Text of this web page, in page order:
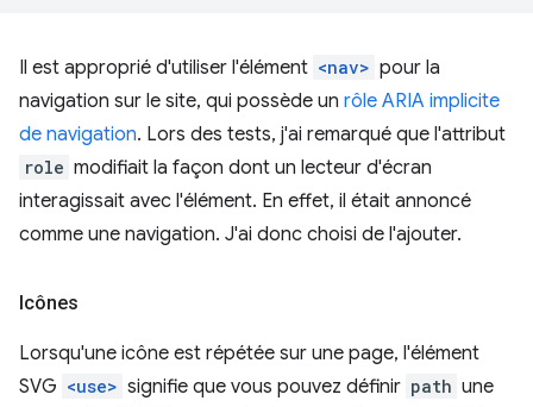
Il est approprié d'utiliser l'élément <nav> pour la
navigation sur le site, qui possède un rôle ARIA implicite
de navigation. Lors des tests, j'ai remarqué que l'attribut
role modifiait la façon dont un lecteur d'écran
interagissait avec l'élément. En effet, il était annoncé
comme une navigation. J'ai donc choisi de l'ajouter.
Icônes
Lorsqu'une icône est répétée sur une page, l'élément
SVG <use> signifie que vous pouvez définir path une